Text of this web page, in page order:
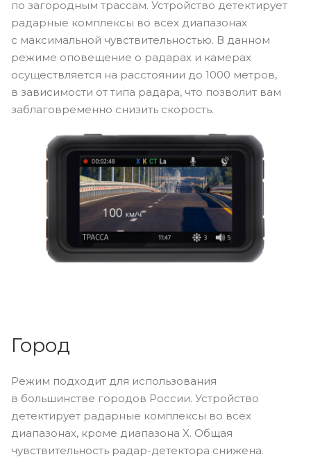
по загородным трассам. Устройство детектирует
радарные комплексы во всех диапазонах
с максимальной чувствительностью. В данном
режиме оповещение о радарах и камерах
осуществляется на расстоянии до 1000 метров,
в зависимости от типа радара, что позволит вам
заблаговременно снизить скорость.
Город
Режим подходит для использования
в большинстве городов России. Устройство
детектирует радарные комплексы во всех
диапазонах, кроме диапазона X. Общая
чувствительность радар-детектора снижена.